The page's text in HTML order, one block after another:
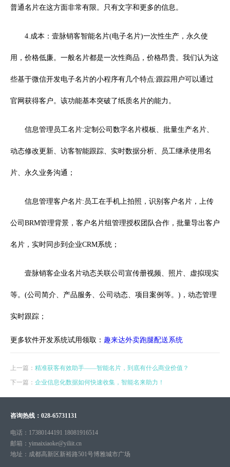
普通名片在这方面非常有限。只有文字和更多的信息。
4.成本：壹脉销客智能名片(电子名片)一次性生产，永久使
用，价格低廉。一般名片都是一次性商品，价格昂贵。我们认为这
些基于微信开发电子名片的小程序有几个特点:跟踪用户可以通过
官网获得客户。该功能基本突破了纸质名片的能力。
信息管理员工名片:定制公司数字名片模板、批量生产名片、
动态修改更新、访客智能跟踪、实时数据分析、员工继承使用名
片、永久业务沟通；
信息管理客户名片:员工在手机上拍照，识别客户名片，上传
公司BRM管理背景，客户名片组管理授权团队合作，批量导出客户
名片，实时同步到企业CRM系统；
壹脉销客企业名片动态关联公司宣传册视频、照片、虚拟现实
等。(公司简介、产品服务、公司动态、项目案例等。)，动态管理
实时跟踪；
更多软件开发系统试用领取： 趣来达外卖跑腿配送系统
上一篇： 精准获客有效助手——智能名片，到底有什么商业价值？
下一篇： 企业信息化数据如何快速收集，智能名来助力！
咨询热线： 028-65731131
电话： 17380144191 18081916514
邮箱： yimaixiaoke@yiliit.cn
地址： 成都高新区新裕路501号博雅城市广场